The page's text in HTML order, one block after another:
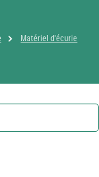
Matériel d'écurie